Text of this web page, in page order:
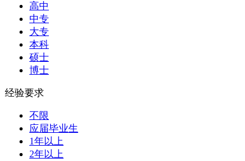
高中
中专
大专
本科
硕士
博士
经验要求
不限
应届毕业生
1年以上
2年以上